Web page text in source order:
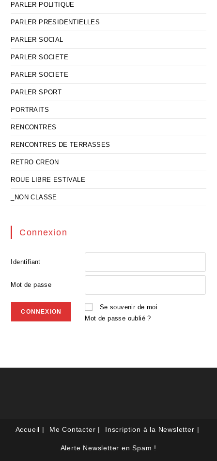
PARLER POLITIQUE
PARLER PRESIDENTIELLES
PARLER SOCIAL
PARLER SOCIETE
PARLER SOCIETE
PARLER SPORT
PORTRAITS
RENCONTRES
RENCONTRES DE TERRASSES
RETRO CREON
ROUE LIBRE ESTIVALE
_NON CLASSE
Connexion
Identifiant
Mot de passe
Se souvenir de moi
Mot de passe oublié ?
Accueil Me Contacter Inscription à la Newsletter
Alerte Newsletter en Spam !